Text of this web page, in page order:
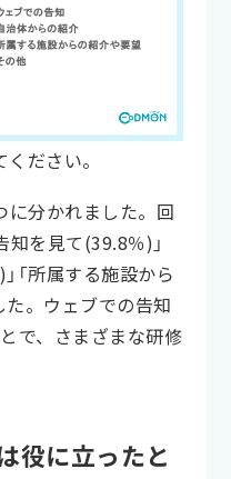
ださい。
に分かれました。回
知を見て(39.8％)」
「所属する施設から
た。ウェブでの告知
で、さまざまな研修
役に立ったと